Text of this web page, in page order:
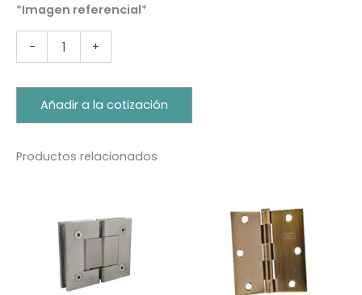
*Imagen referencial*
- +
Añadir a la cotización
Productos relacionados